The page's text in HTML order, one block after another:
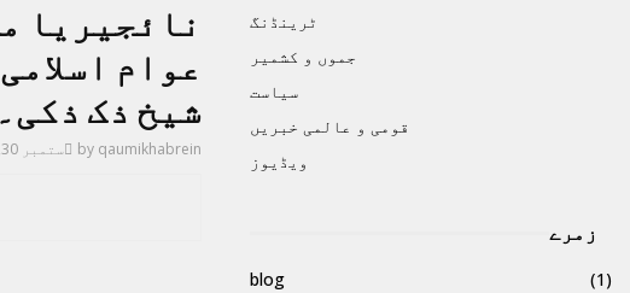
نائجیریا
عوام
شیخ ذک ذکی۔
by qaumikhabrein ستمبر 30, 2021
ٹرینڈنگ
جموں و کشمیر
سیاست
قومی و عالمی خبریں
ویڈیوز
زمرے
blog
(1)